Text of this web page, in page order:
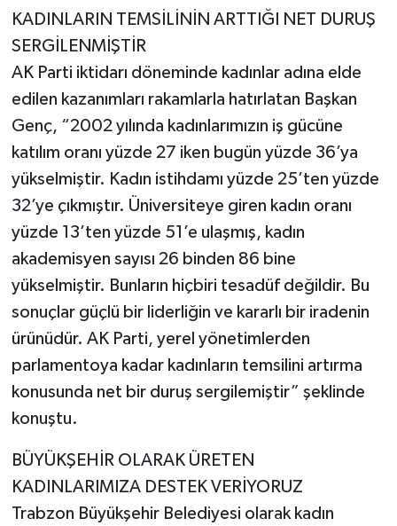
KADINLARIN TEMSİLİNİN ARTTIĞI NET DURUŞ
SERGİLENMİŞTİR
AK Parti iktidarı döneminde kadınlar adına elde
edilen kazanımları rakamlarla hatırlatan Başkan
Genç, “2002 yılında kadınlarımızın iş gücüne
katılım oranı yüzde 27 iken bugün yüzde 36’ya
yükselmiştir. Kadın istihdamı yüzde 25’ten yüzde
32’ye çıkmıştır. Üniversiteye giren kadın oranı
yüzde 13’ten yüzde 51’e ulaşmış, kadın
akademisyen sayısı 26 binden 86 bine
yükselmiştir. Bunların hiçbiri tesadüf değildir. Bu
sonuçlar güçlü bir liderliğin ve kararlı bir iradenin
ürünüdür. AK Parti, yerel yönetimlerden
parlamentoya kadar kadınların temsilini artırma
konusunda net bir duruş sergilemiştir” şeklinde
konuştu.
BÜYÜKŞEHİR OLARAK ÜRETEN
KADINLARIMIZA DESTEK VERİYORUZ
Trabzon Büyükşehir Belediyesi olarak kadın